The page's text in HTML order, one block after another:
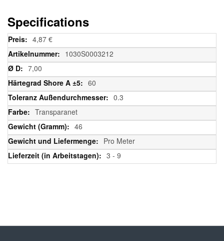
Specifications
Weitere
Informationen
4,87 €
1030S0003212
7,00
60
0.3
Transparanet
46
Pro Meter
3 - 9